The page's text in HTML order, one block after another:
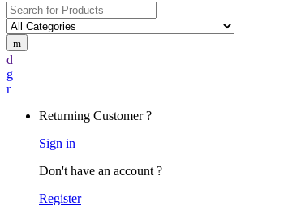
Search for:
Returning Customer ?
Sign in
Don't have an account ?
Register